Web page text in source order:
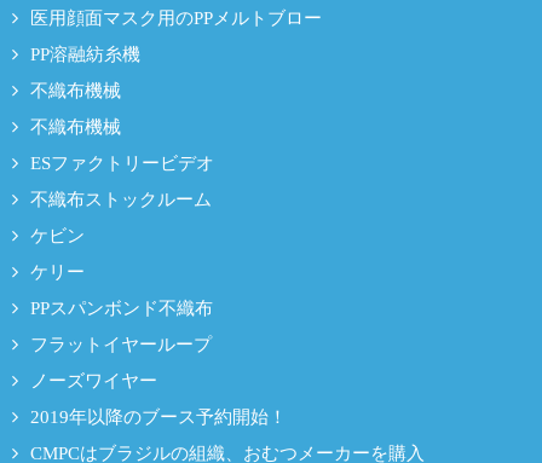
医用顔面マスク用のPPメルトブロー
PP溶融紡糸機
不織布機械
不織布機械
ESファクトリービデオ
不織布ストックルーム
ケビン
ケリー
PPスパンボンド不織布
フラットイヤーループ
ノーズワイヤー
2019年以降のブース予約開始！
CMPCはブラジルの組織、おむつメーカーを購入